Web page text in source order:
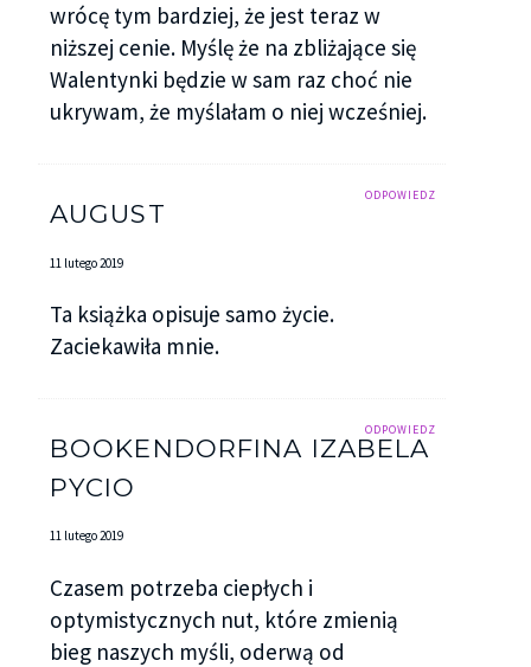
wrócę tym bardziej, że jest teraz w
niższej cenie. Myślę że na zbliżające się
Walentynki będzie w sam raz choć nie
ukrywam, że myślałam o niej wcześniej.
ODPOWIEDZ
AUGUST
11 lutego 2019
Ta książka opisuje samo życie.
Zaciekawiła mnie.
ODPOWIEDZ
BOOKENDORFINA IZABELA
PYCIO
11 lutego 2019
Czasem potrzeba ciepłych i
optymistycznych nut, które zmienią
bieg naszych myśli, oderwą od